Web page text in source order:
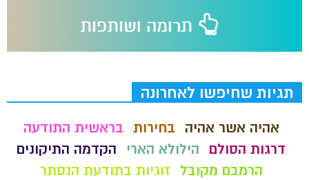
תגיות שחיפשו לאחרונה
אהיה אשר אהיה בחירות בראשית התודעה
דרגות הסולם
הילולא הארי
הקדמה התיקונים
הרמבם מקובל
זוגיות בתודעת הנסתר